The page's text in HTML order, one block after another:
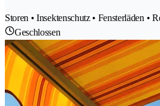
Storen • Insektenschutz • Fensterläden •
Geschlossen